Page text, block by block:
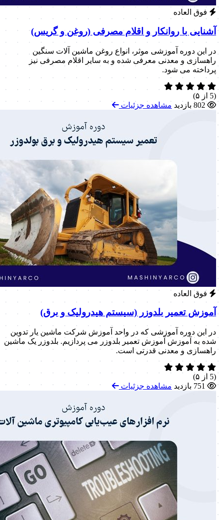
فوق العاده
آشنایی با روانکار و اقلام مصرفی (روغن و گریس)
در این دوره آموزشی موثر، انواع روغن ماشین آلات سنگین
راهسازی و معدنی معرفی شده و به سایر اقلام مصرفی نیز
پرداخته می شود.
(5 از ۵)
مشاهده جزئیات
فوق العاده
آموزش تعمیر بلدوزر (سیستم هیدرولیک و برق)
در این دوره آموزشی که در واحد آموزش شرکت ماشین یار تدوین
شده به آموزش آموزش تعمیر بلدوزر می پردازیم. بلدوزر یک ماشین
راهسازی و معدنی قدرتی است.
(5 از ۵)
751 بازدید
مشاهده جزئیات